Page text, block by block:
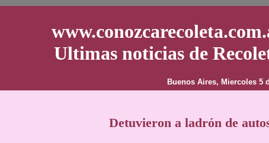
Ultimas noticias de
Buenos Aires, Miercoles 5
Detuvieron a ladrón de